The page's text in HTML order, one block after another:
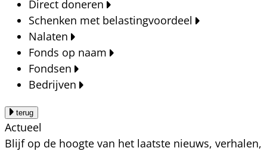
Direct doneren
Schenken met belastingvoordeel
Nalaten
Fonds op naam
Fondsen
Bedrijven
terug
Actueel
Blijf op de hoogte van het laatste nieuws, verhalen,